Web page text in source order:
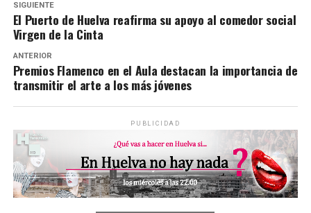
SIGUIENTE
El Puerto de Huelva reafirma su apoyo al comedor social
Virgen de la Cinta
ANTERIOR
Premios Flamenco en el Aula destacan la importancia de
transmitir el arte a los más jóvenes
PUBLICIDAD